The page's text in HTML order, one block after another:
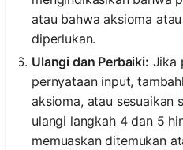
atau bahwa aksioma
diperlukan.
Ulangi dan Perbaiki: Jika
pernyataan input,
aksioma, atau sesuaikan
ulangi langkah 4 dan 5
memuaskan ditemukan